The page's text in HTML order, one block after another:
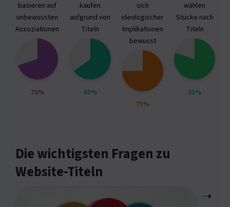
basieren auf
unbewussten
Assoziationen
70%
kaufen
aufgrund von
Titeln
65%
sich
ideologischer
Implikationen
bewusst
75%
wählen
Stücke nach
Titeln
80%
Die wichtigsten Fragen zu
Website-Titeln
➝